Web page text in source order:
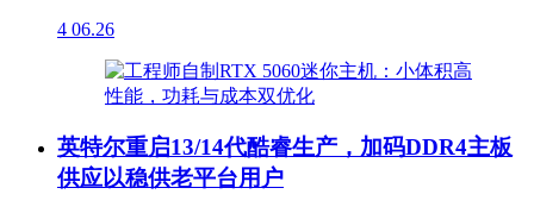
4 06.26
英特尔重启13/14代酷睿生产，加码DDR4主板
供应以稳供老平台用户